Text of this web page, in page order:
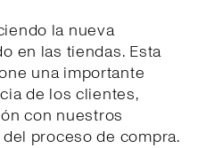
la nueva
en las tiendas. Esta
una importante
de los clientes,
con nuestros
proceso de compra.